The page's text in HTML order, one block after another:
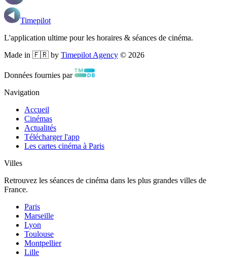
Timepilot
L'application ultime pour les horaires & séances de cinéma.
Made in 🇫🇷 by Timepilot Agency © 2026
Données fournies par
Navigation
Accueil
Cinémas
Actualités
Télécharger l'app
Les cartes cinéma à Paris
Villes
Retrouvez les séances de cinéma dans les plus grandes villes de
France.
Paris
Marseille
Lyon
Toulouse
Montpellier
Lille